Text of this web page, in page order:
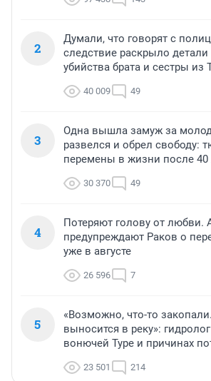
2
Думали, что говорят с
следствие раскрыло детали
убийства брата и сестры из
40 009 49
3
Одна вышла замуж за
развелся и обрел свободу:
перемены в жизни после 40
30 370 49
4
Потеряют голову от любви.
предупреждают Раков о
уже в августе
26 596 7
5
«Возможно, что-то
выносится в реку»:
вонючей Туре и причинах
23 501 214